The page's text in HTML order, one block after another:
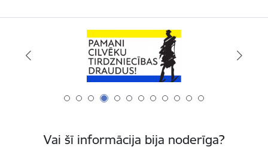
Vai šī informācija bija noderīga?